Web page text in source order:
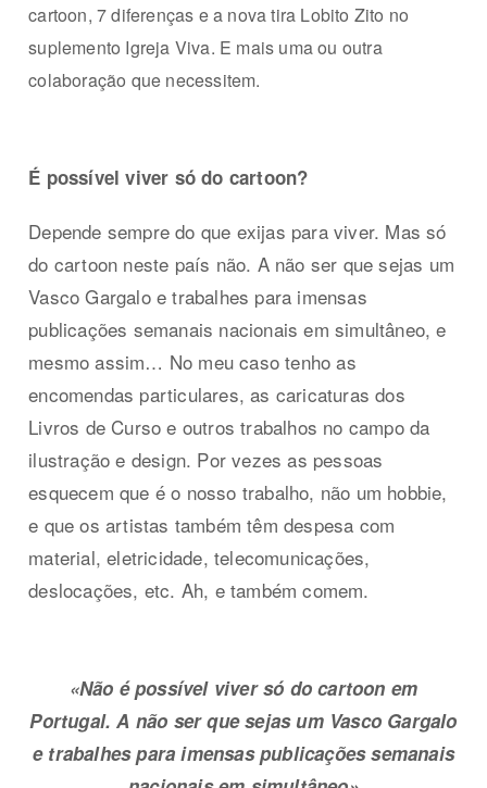
cartoon, 7 diferenças e a nova tira Lobito Zito no
suplemento Igreja Viva. E mais uma ou outra
colaboração que necessitem.
É possível viver só do cartoon?
Depende sempre do que exijas para viver. Mas só
do cartoon neste país não. A não ser que sejas um
Vasco Gargalo e trabalhes para imensas
publicações semanais nacionais em simultâneo, e
mesmo assim… No meu caso tenho as
encomendas particulares, as caricaturas dos
Livros de Curso e outros trabalhos no campo da
ilustração e design. Por vezes as pessoas
esquecem que é o nosso trabalho, não um hobbie,
e que os artistas também têm despesa com
material, eletricidade, telecomunicações,
deslocações, etc. Ah, e também comem.
«Não é possível viver só do cartoon em
Portugal. A não ser que sejas um Vasco Gargalo
e trabalhes para imensas publicações semanais